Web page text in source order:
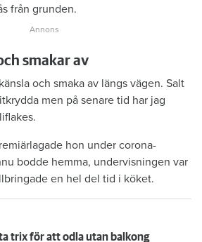
från grunden.
smakar av
och smaka av längs vägen. Salt
men på senare tid har jag
hon under corona-
bodde hemma, undervisningen var
en hel del tid i köket.
trix för att odla utan balkong